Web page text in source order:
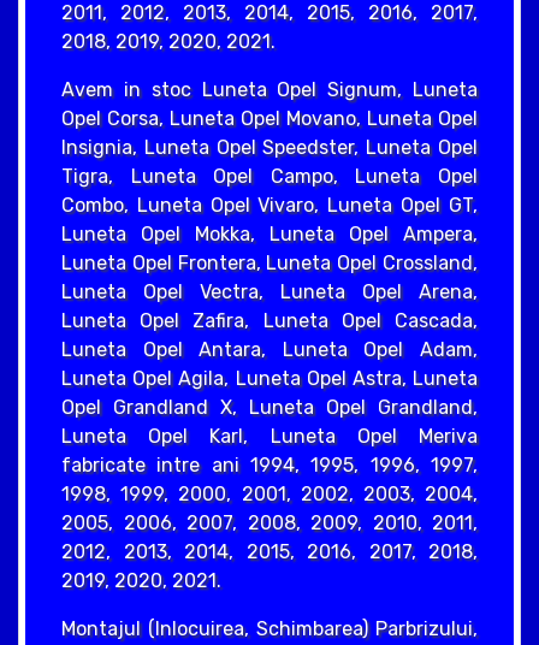
2011, 2012, 2013, 2014, 2015, 2016, 2017,
2018, 2019, 2020, 2021.
Avem in stoc Luneta Opel Signum, Luneta
Opel Corsa, Luneta Opel Movano, Luneta Opel
Insignia, Luneta Opel Speedster, Luneta Opel
Tigra, Luneta Opel Campo, Luneta Opel
Combo, Luneta Opel Vivaro, Luneta Opel GT,
Luneta Opel Mokka, Luneta Opel Ampera,
Luneta Opel Frontera, Luneta Opel Crossland,
Luneta Opel Vectra, Luneta Opel Arena,
Luneta Opel Zafira, Luneta Opel Cascada,
Luneta Opel Antara, Luneta Opel Adam,
Luneta Opel Agila, Luneta Opel Astra, Luneta
Opel Grandland X, Luneta Opel Grandland,
Luneta Opel Karl, Luneta Opel Meriva
fabricate intre ani 1994, 1995, 1996, 1997,
1998, 1999, 2000, 2001, 2002, 2003, 2004,
2005, 2006, 2007, 2008, 2009, 2010, 2011,
2012, 2013, 2014, 2015, 2016, 2017, 2018,
2019, 2020, 2021.
Montajul (Inlocuirea, Schimbarea) Parbrizului,